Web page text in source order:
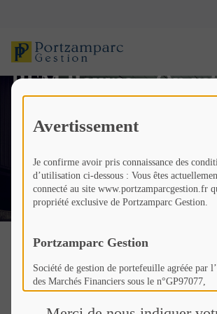
Avertissement
Je confirme avoir pris connaissance des
d’utilisation ci-dessous : Vous êtes
connecté au site www.portzamparcgestion.fr
propriété exclusive de Portzamparc Gestion.
Portzamparc Gestion
Société de gestion de portefeuille agréée par
des Marchés Financiers sous le n°GP97077,
Société Anonyme à Conseil d’Administration
de 307 846 €,
BFM Bourse – On
Fr
Liste
actualités
Liste
actualités
BFM Bourse
séance avec
Revivez l’analyse